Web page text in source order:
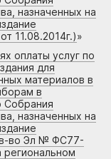
назначенных на
11.08.2014г.)»
оплаты услуг по
для
материалов в
в
Собрания
назначенных на
во Эл № ФС77-